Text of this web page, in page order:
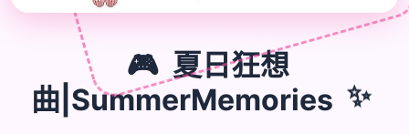
🎮 夏日狂想
曲|SummerMemories ✨